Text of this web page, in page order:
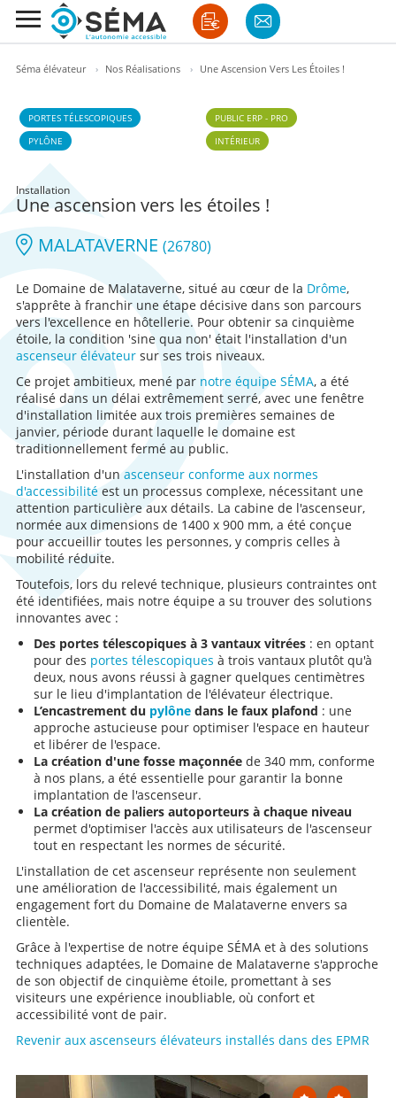
Séma élévateur › Nos Réalisations › Une Ascension Vers Les Étoiles !
PORTES TÉLESCOPIQUES
PYLÔNE
PUBLIC ERP - PRO
INTÉRIEUR
Installation
Une ascension vers les étoiles !
MALATAVERNE (26780)
Le Domaine de Malataverne, situé au cœur de la Drôme,
s'apprête à franchir une étape décisive dans son parcours
vers l'excellence en hôtellerie. Pour obtenir sa cinquième
étoile, la condition 'sine qua non' était l'installation d'un
ascenseur élévateursur ses trois niveaux.
Ce projet ambitieux, mené par notre équipe SÉMA, a été
réalisé dans un délai extrêmement serré, avec une fenêtre
d'installation limitée aux trois premières semaines de
janvier, période durant laquelle le domaine est
traditionnellement fermé au public.
L'installation d'un ascenseur conforme aux normes
d'accessibilitéest un processus complexe, nécessitant une
attention particulière aux détails. La cabine de l'ascenseur,
normée aux dimensions de 1400 x 900 mm, a été conçue
pour accueillir toutes les personnes, y compris celles à
mobilité réduite.
Toutefois, lors du relevé technique, plusieurs contraintes ont
été identifiées, mais notre équipe a su trouver des solutions
innovantes avec :
Des portes télescopiques à 3 vantaux vitrées: en optant
pour des portes télescopiques à trois vantaux plutôt qu'à
deux, nous avons réussi à gagner quelques centimètres
sur le lieu d'implantation de l'élévateur électrique.
L’encastrement du pylônedans le faux plafond : une
approche astucieuse pour optimiser l'espace en hauteur
et libérer de l'espace.
La création d'une fosse maçonnéede 340 mm, conforme
à nos plans, a été essentielle pour garantir la bonne
implantation de l'ascenseur.
La création de paliers autoporteurs à chaque niveau
permet d'optimiser l'accès aux utilisateurs de l'ascenseur
tout en respectant les normes de sécurité.
L'installation de cet ascenseur représente non seulement
une amélioration de l'accessibilité, mais également un
engagement fort du Domaine de Malataverne envers sa
clientèle.
Grâce à l'expertise de notre équipe SÉMA et à des solutions
techniques adaptées, le Domaine de Malataverne s'approche
de son objectif de cinquième étoile, promettant à ses
visiteurs une expérience inoubliable, où confort et
accessibilité vont de pair.
Revenir aux ascenseurs élévateurs installés dans des EPMR